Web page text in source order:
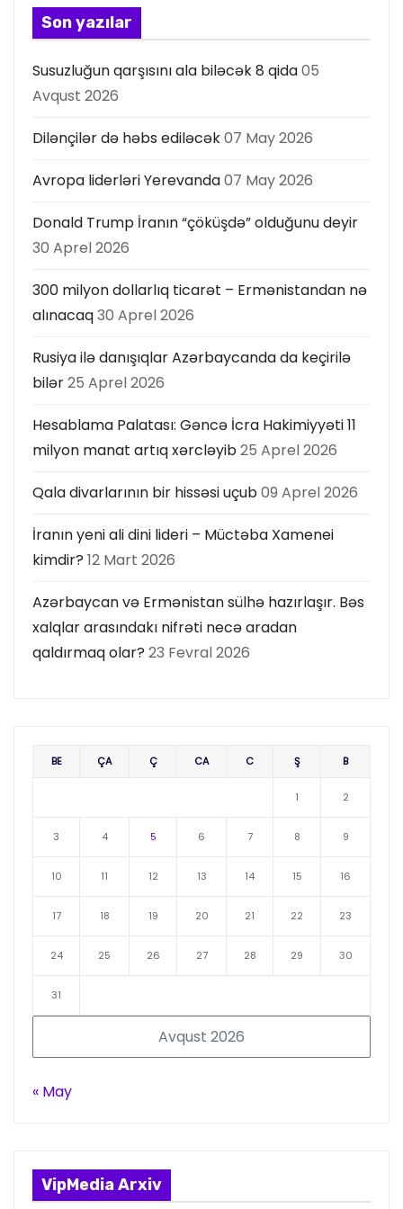
a
ı
Son yazılar
Susuzluğun qarşısını ala biləcək 8 qida05
Avqust 2026
Dilənçilər də həbs ediləcək07 May 2026
Avropa liderləri Yerevanda07 May 2026
Donald Trump İranın “çöküşdə” olduğunu deyir
30 Aprel 2026
300 milyon dollarlıq ticarət – Ermənistandan nə
alınacaq30 Aprel 2026
Rusiya ilə danışıqlar Azərbaycanda da keçirilə
bilər25 Aprel 2026
Hesablama Palatası: Gəncə İcra Hakimiyyəti 11
milyon manat artıq xərcləyib25 Aprel 2026
Qala divarlarının bir hissəsi uçub09 Aprel 2026
İranın yeni ali dini lideri – Müctəba Xamenei
kimdir? 12 Mart 2026
Azərbaycan və Ermənistan sülhə hazırlaşır. Bəs
xalqlar arasındakı nifrəti necə aradan
qaldırmaq olar? 23 Fevral 2026
Avqust 2026
BE ÇA Ç CA C Ş B
1 2
3 4 5 6 7 8 9
10 11 12 13 14 15 16
17 18 19 20 21 22 23
24 25 26 27 28 29 30
31
« May
VipMedia Arxiv